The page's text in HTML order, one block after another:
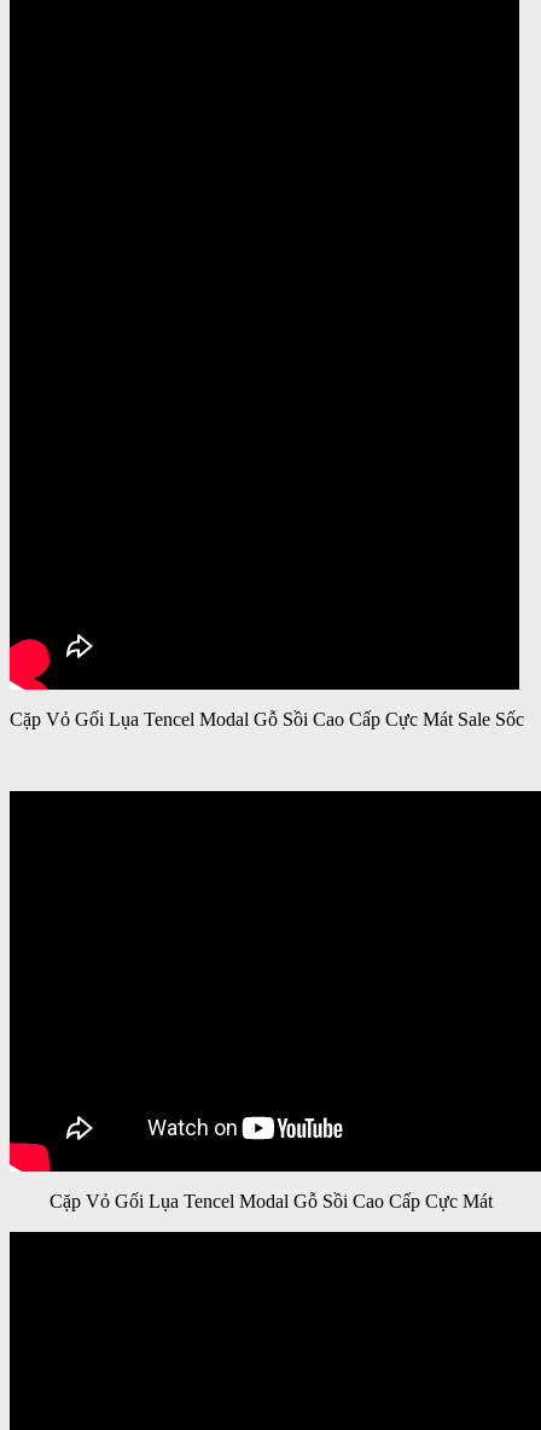
Cặp Vỏ Gối Lụa Tencel Modal Gỗ Sồi Cao Cấp Cực Mát Sale Sốc
Cặp Vỏ Gối Lụa Tencel Modal Gỗ Sồi Cao Cấp Cực Mát